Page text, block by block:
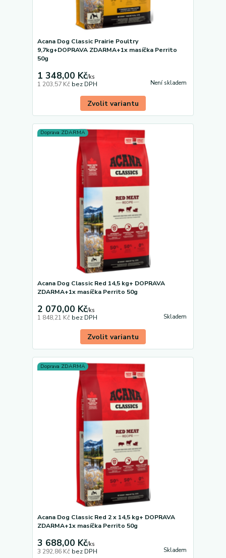
Acana Dog Classic Prairie Poultry
9,7kg+DOPRAVA ZDARMA+1x masíčka Perrito
50g
1 348,00 Kč/ks
1 203,57 Kč bez DPH Není skladem
Zvolit variantu
Doprava ZDARMA
Acana Dog Classic Red 14,5 kg+ DOPRAVA
ZDARMA+1x masíčka Perrito 50g
2 070,00 Kč/ks
1 848,21 Kč bez DPH Skladem
Zvolit variantu
Doprava ZDARMA
Acana Dog Classic Red 2 x 14,5 kg+ DOPRAVA
ZDARMA+1x masíčka Perrito 50g
3 688,00 Kč/ks
3 292,86 Kč bez DPH Skladem